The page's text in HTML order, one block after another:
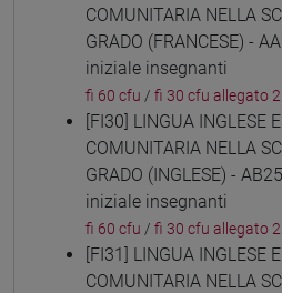
COMUNITARIA NELLA
GRADO (FRANCESE) -
iniziale insegnanti
fi 60 cfu / fi 30 cfu allegato 2
[FI30] LINGUA INGLESE
COMUNITARIA NELLA
GRADO (INGLESE) -
iniziale insegnanti
fi 60 cfu / fi 30 cfu allegato 2
[FI31] LINGUA INGLESE
COMUNITARIA NELLA